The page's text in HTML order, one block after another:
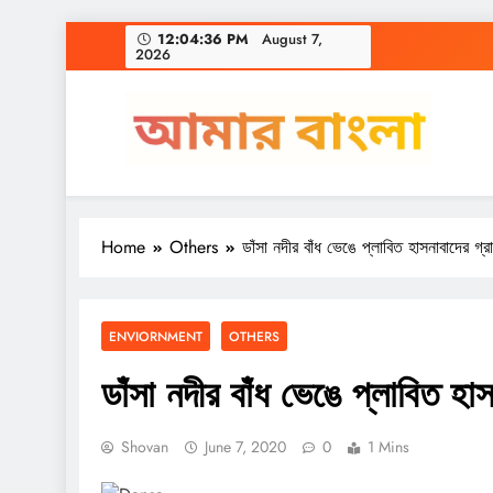
12:04:37 PM August 7, 2026
Amar Bangla
Home Others ডাঁসা নদীর বাঁধ ভেঙে প্লাবিত হাসনাবাদের
ENVIORNMENT OTHERS
ডাঁসা নদীর বাঁধ ভেঙে প্লাবিত
Shovan June 7, 2020 0 1 Mins